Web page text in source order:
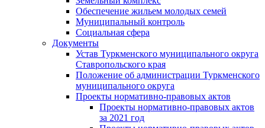
Обеспечение жильем молодых семей
Муниципальный контроль
Социальная сфера
Документы
Устав Туркменского муниципального округа
Ставропольского края
Положение об администрации Туркменского
муниципального округа
Проекты нормативно-правовых актов
Проекты нормативно-правовых актов
за 2021 год